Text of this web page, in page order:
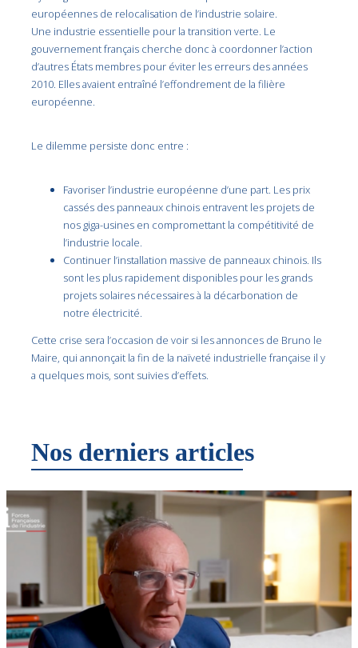
européennes de relocalisation de l’industrie solaire.
Une industrie essentielle pour la transition verte. Le
gouvernement français cherche donc à coordonner l’action
d’autres États membres pour éviter les erreurs des années
2010. Elles avaient entraîné l’effondrement de la filière
européenne.
Le dilemme persiste donc entre :
Favoriser l’industrie européenne d’une part. Les prix
cassés des panneaux chinois entravent les projets de
nos giga-usines en compromettant la compétitivité de
l’industrie locale.
Continuer l’installation massive de panneaux chinois. Ils
sont les plus rapidement disponibles pour les grands
projets solaires nécessaires à la décarbonation de
notre électricité.
Cette crise sera l’occasion de voir si les annonces de Bruno le
Maire, qui annonçait la fin de la naïveté industrielle française il y
a quelques mois, sont suivies d’effets.
Nos derniers articles